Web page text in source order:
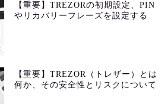
【重要】TREZORの初期設定、PIN
やリカバリーフレーズを設定する
【重要】TREZOR（トレザー）とは
何か、その安全性とリスクについて